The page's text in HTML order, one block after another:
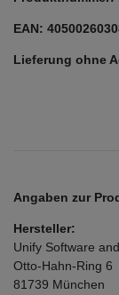
EAN:
Lieferung ohne
Angaben zur
Hersteller:
Unify Software
Otto-Hahn-Ring 6
81739 München